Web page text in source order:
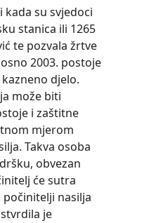
su svjedoci
stanica ili 1265
te pozvala žrtve
2003. postoje
djelo.
može biti
i zaštitne
mjerom
Takva osoba
obvezan
će sutra
nasilja
je